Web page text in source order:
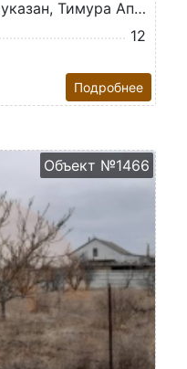
ПГТ Новофедоровка, Не указан, Тимура Апакидзе ул.
12
Подробнее
Объект №1466